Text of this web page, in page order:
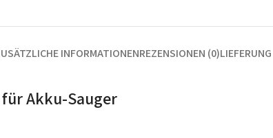
INFORMATIONENREZENSIONEN (0)LIEFERUNG
für Akku-Sauger